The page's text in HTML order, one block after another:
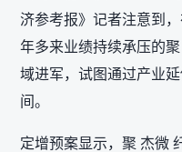
济参考报》记者注意到
年多来业绩持续承压的
域进军，试图通过产业
间。
定增预案显示，聚 杰微